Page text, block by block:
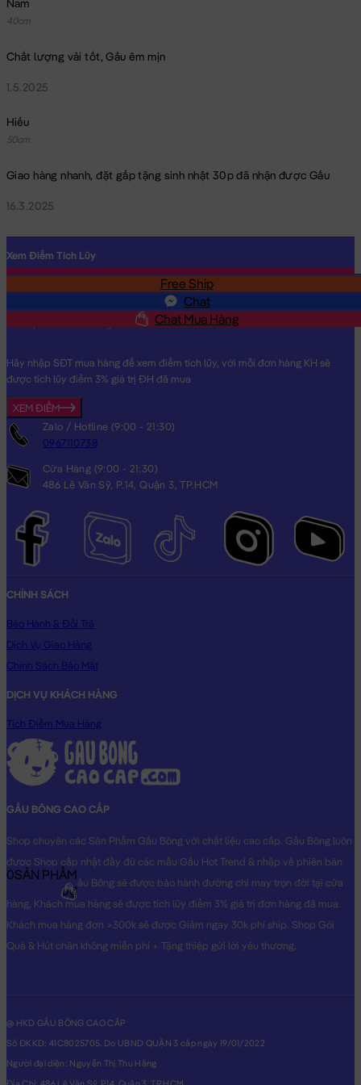
Nam
40cm
Chất lượng vải tốt, Gấu êm mịn
1.5.2025
Hiếu
50cm
Giao hàng nhanh, đặt gấp tặng sinh nhật 30p đã nhận được Gấu
16.3.2025
Free Ship
Chat
Chat Mua Hàng
Xem Điểm Tích Lũy
Hãy nhập SĐT mua hàng để xem điểm tích lũy, với mỗi đơn hàng KH sẽ
được tích lũy điểm 3% giá trị ĐH đã mua
XEM ĐIỂM
Zalo / Hotline (9:00 - 21:30)
0967110738
Cửa Hàng (9:00 - 21:30)
486 Lê Văn Sỹ, P.14, Quận 3, TP.HCM
CHÍNH SÁCH
Bảo Hành & Đổi Trả
Dịch Vụ Giao Hàng
Chính Sách Bảo Mật
DỊCH VỤ KHÁCH HÀNG
Tích Điểm Mua Hàng
GẤU BÔNG CAO CẤP
Shop chuyên các Sản Phẩm Gấu Bông với chất liệu cao cấp. Gấu Bông luôn
được Shop cập nhật đầy đủ các mẫu Gấu Hot Trend & nhập về phiên bản
Original nhất. Gấu Bông sẽ được bảo hành đường chỉ may trọn đời tại cửa
hàng, Khách mua hàng sẽ được tích lũy điểm 3% giá trị đơn hàng đã mua.
Khách mua hàng đơn >300k sẽ được Giảm ngay 30k phí ship. Shop Gói
Quà & Hút chân không miễn phí + Tặng thiệp gửi lời yêu thương.
@ HKD GẤU BÔNG CAO CẤP
Số ĐKKD: 41C8025705. Do UBND QUẬN 3 cấp ngày 19/01/2022
Người đại diện: Nguyễn Thị Thu Hằng
0SẢN PHẨM
0₫